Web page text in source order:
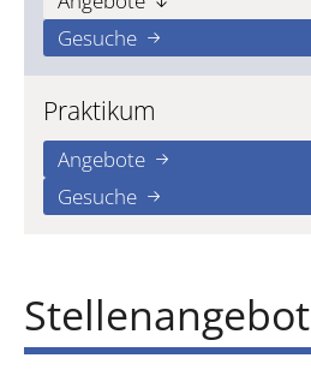
Gesuche
Praktikum
Angebote
Gesuche
Stellenangebot